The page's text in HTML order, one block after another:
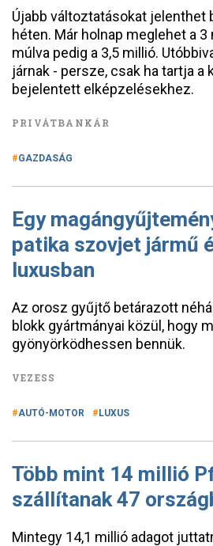
Újabb változtatásokat jelenthet
héten. Már holnap meglehet a
múlva pedig a 3,5 millió.
járnak - persze, csak ha tartja a
bejelentett elképzelésekhez.
PRIVÁTBANKÁR
GAZDASÁG
Egy
patika szovjet jármű
luxusban
Az orosz gyűjtő betárazott
blokk gyártmányai közül, hogy
gyönyörködhessen bennük.
VEZESS
AUTÓ-MOTOR LUXUS
Több mint 14 millió
szállítanak 47
Mintegy 14,1 millió adagot